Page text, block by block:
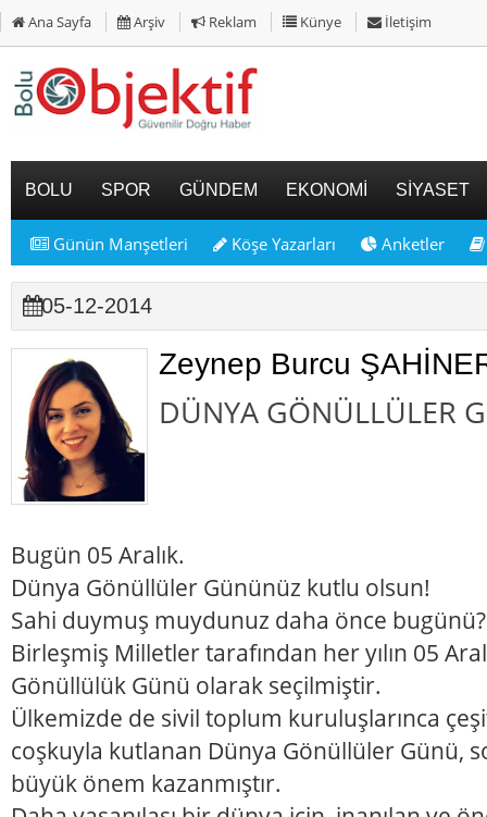
Ana Sayfa Arşiv Reklam Künye İletişim
BOLU SPOR GÜNDEM EKONOMİ SİYASET
Günün Manşetleri Köşe Yazarları Anketler
05-12-2014
Zeynep Burcu
DÜNYA GÖNÜLLÜLER
Bugün 05 Aralık.
Dünya Gönüllüler Gününüz kutlu olsun!
Sahi duymuş muydunuz daha önce bugünü?
Birleşmiş Milletler tarafından her yılın 05
Gönüllülük Günü olarak seçilmiştir.
Ülkemizde de sivil toplum kuruluşlarınca
coşkuyla kutlanan Dünya Gönüllüler Günü,
büyük önem kazanmıştır.